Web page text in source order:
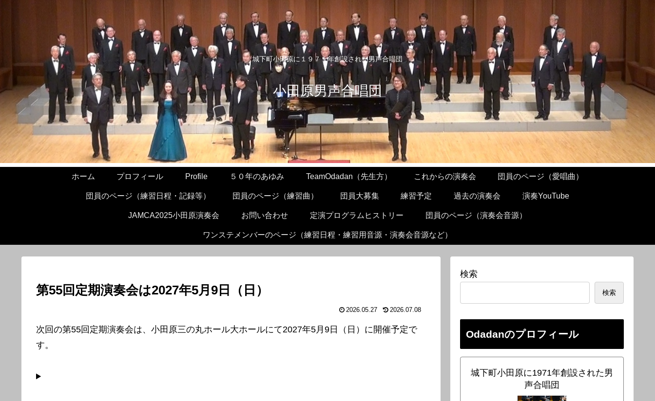
城下町小田原に１９７１年創設された男声合唱団
小田原男声合唱団
ホーム プロフィール Profile ５０年のあゆみ TeamOdadan（先生方） これからの演奏会 団員のページ（愛唱曲）
団員のページ（練習日程・記録等） 団員のページ（練習曲） 団員大募集 練習予定 過去の演奏会 演奏YouTube
JAMCA2025小田原演奏会 お問い合わせ 定演プログラムヒストリー 団員のページ（演奏会音源）
ワンステメンバーのページ（練習日程・練習用音源・演奏会音源など）
第55回定期演奏会は2027年5月9日（日）
2026.05.27 2026.07.08
次回の第55回定期演奏会は、小田原三の丸ホール大ホールにて2027年5月9日（日）に開催予定で
す。
検索
検索
Odadanのプロフィール
城下町小田原に1971年創設された男
声合唱団